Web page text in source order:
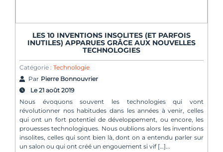
LES 10 INVENTIONS INSOLITES (ET PARFOIS
INUTILES) APPARUES GRÂCE AUX NOUVELLES
TECHNOLOGIES
Catégorie : Technologie
Par Pierre Bonnouvrier
Le 21 août 2019
Nous évoquons souvent les technologies qui vont
révolutionner nos habitudes dans les années à venir, celles
qui ont un fort potentiel de développement, ou encore, les
prouesses technologiques. Nous oublions alors les inventions
insolites, celles qui sont bien là, dont on a entendu parler sur
un salon ou qui ont créé un engouement si vif […]